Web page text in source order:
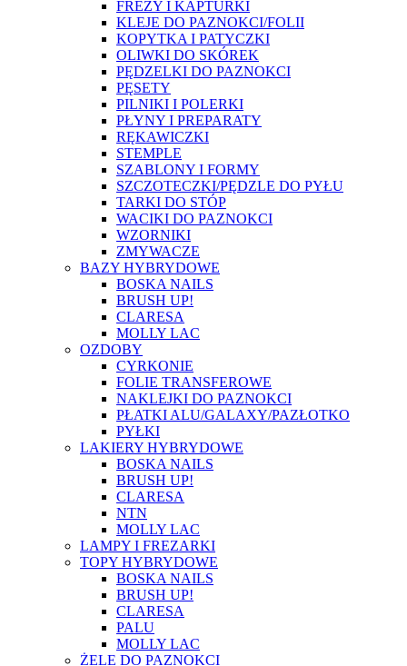
FREZY I KAPTURKI
KLEJE DO PAZNOKCI/FOLII
KOPYTKA I PATYCZKI
OLIWKI DO SKÓREK
PĘDZELKI DO PAZNOKCI
PĘSETY
PILNIKI I POLERKI
PŁYNY I PREPARATY
RĘKAWICZKI
STEMPLE
SZABLONY I FORMY
SZCZOTECZKI/PĘDZLE DO PYŁU
TARKI DO STÓP
WACIKI DO PAZNOKCI
WZORNIKI
ZMYWACZE
BAZY HYBRYDOWE
BOSKA NAILS
BRUSH UP!
CLARESA
MOLLY LAC
OZDOBY
CYRKONIE
FOLIE TRANSFEROWE
NAKLEJKI DO PAZNOKCI
PŁATKI ALU/GALAXY/PAZŁOTKO
PYŁKI
LAKIERY HYBRYDOWE
BOSKA NAILS
BRUSH UP!
CLARESA
NTN
MOLLY LAC
LAMPY I FREZARKI
TOPY HYBRYDOWE
BOSKA NAILS
BRUSH UP!
CLARESA
PALU
MOLLY LAC
ŻELE DO PAZNOKCI